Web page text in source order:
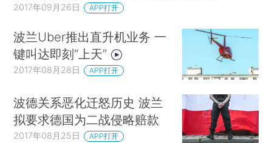
2017年09月26日 APP打开
波兰Uber推出直升机业务 一
键叫达即刻“上天”
2017年08月28日 APP打开
波德关系恶化迁怒历史 波兰
拟要求德国为二战侵略赔款
2017年08月25日 APP打开